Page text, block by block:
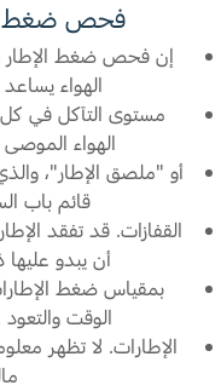
الامارات
العربية
المتحدة
اليمن
باقة العناية الفائقة
دعم المزامنة
تقنية 4 SYNC
أجزاء
قطع غيار فورد الأصلية
موتوركرافت
فحص ضغط
إن فحص ضغط الإطار
الهواء
مستوى التآكل في
الهواء
أو "ملصق الإطار"،
قائم باب
القفازات. قد تفقد
أن يبدو
بمقياس ضغط
الوقت
الإطارات. لا تظهر